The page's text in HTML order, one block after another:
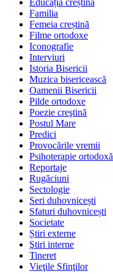
Familia
Femeia creștină
Filme ortodoxe
Iconografie
Interviuri
Istoria Bisericii
Muzica bisericească
Oamenii Bisericii
Pilde ortodoxe
Poezie creştină
Postul Mare
Predici
Provocările vremii
Psihoterapie ortodoxă
Reportaje
Rugăciuni
Sectologie
Seri duhovnicești
Sfaturi duhovnicești
Societate
Știri externe
Ştiri interne
Tineret
Vieţile Sfinţilor